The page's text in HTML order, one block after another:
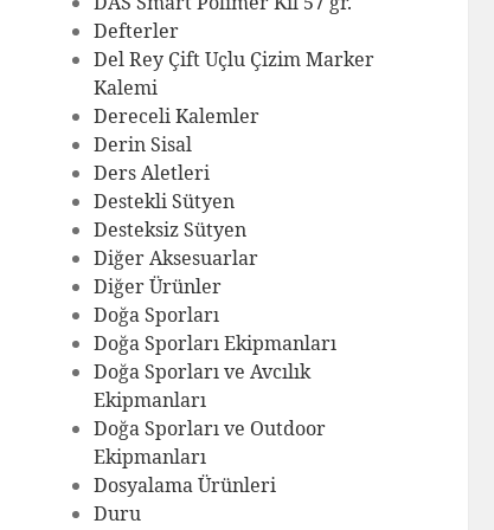
Defterler
Del Rey Çift Uçlu Çizim Marker
Kalemi
Dereceli Kalemler
Derin Sisal
Ders Aletleri
Destekli Sütyen
Desteksiz Sütyen
Diğer Aksesuarlar
Diğer Ürünler
Doğa Sporları
Doğa Sporları Ekipmanları
Doğa Sporları ve Avcılık
Ekipmanları
Doğa Sporları ve Outdoor
Ekipmanları
Dosyalama Ürünleri
Duru